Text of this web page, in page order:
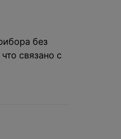
без
связано с